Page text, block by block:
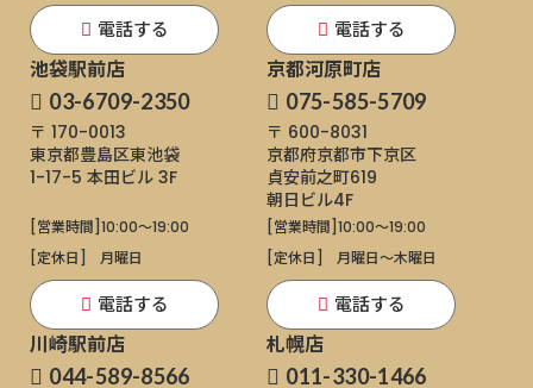
電話する 電話する
池袋駅前店
03-6709-2350
〒 170-0013
東京都豊島区東池袋
1-17-5 本田ビル 3F
[営業時間]10:00～19:00
[定休日]
月曜日
電話する
京都河原町店
075-585-5709
〒 600-8031
京都府京都市下京区
貞安前之町619
朝日ビル4F
[営業時間]10:00～19:00
[定休日]
月曜日〜木曜日
電話する
川崎駅前店
044-589-8566
札幌店
011-330-1466